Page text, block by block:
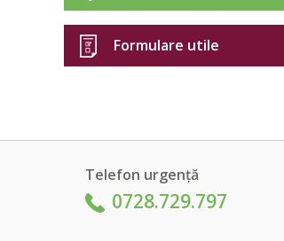
Formulare utile
Telefon urgență
0728.729.797